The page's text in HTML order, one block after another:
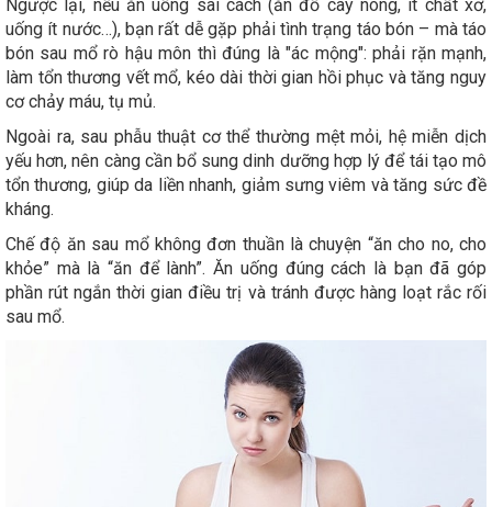
Ngược lại, nếu ăn uống sai cách (ăn đồ cay nóng, ít chất xơ,
uống ít nước…), bạn rất dễ gặp phải tình trạng táo bón – mà táo
bón sau mổ rò hậu môn thì đúng là "ác mộng": phải rặn mạnh,
làm tổn thương vết mổ, kéo dài thời gian hồi phục và tăng nguy
cơ chảy máu, tụ mủ.
Ngoài ra, sau phẫu thuật cơ thể thường mệt mỏi, hệ miễn dịch
yếu hơn, nên càng cần bổ sung dinh dưỡng hợp lý để tái tạo mô
tổn thương, giúp da liền nhanh, giảm sưng viêm và tăng sức đề
kháng.
Chế độ ăn sau mổ không đơn thuần là chuyện “ăn cho no, cho
khỏe” mà là “ăn để lành”. Ăn uống đúng cách là bạn đã góp
phần rút ngắn thời gian điều trị và tránh được hàng loạt rắc rối
sau mổ.